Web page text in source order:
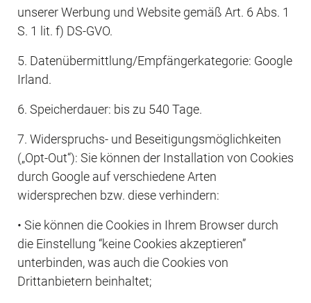
unserer Werbung und Website gemäß Art. 6 Abs. 1
S. 1 lit. f) DS-GVO.
5. Datenübermittlung/Empfängerkategorie: Google
Irland.
6. Speicherdauer: bis zu 540 Tage.
7. Widerspruchs- und Beseitigungsmöglichkeiten
(„Opt-Out“): Sie können der Installation von Cookies
durch Google auf verschiedene Arten
widersprechen bzw. diese verhindern:
• Sie können die Cookies in Ihrem Browser durch
die Einstellung “keine Cookies akzeptieren”
unterbinden, was auch die Cookies von
Drittanbietern beinhaltet;